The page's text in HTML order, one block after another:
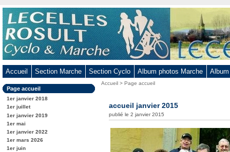
Aller
au
contenu
-
Aller
menu
principal
-
Aller
à
la
recherche
Accueil Section Marche Section Cyclo Album photos Marche
Dans
la
rubrique
:
Page accueil
1er janvier 2018
1er juillet
1er janvier 2019
1er mai
1er janvier 2022
1er mars 2026
1er juin
Vous
Accueil >Page accueil
accueil janvier 2015
publié le 2 janvier 2015